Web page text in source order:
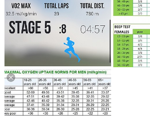
KONTAKT
LÄNKAR
INTERNA TÄVLINGAR
GIFT GENARPS IF TRAIL 2026
ANMÄLAN TILL LÖPGRUPPEN